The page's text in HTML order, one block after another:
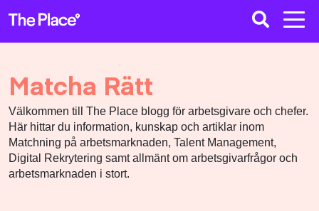
Matcha Rätt
Välkommen till The Place blogg för arbetsgivare och chefer.
Här hittar du information, kunskap och artiklar inom
Matchning på arbetsmarknaden, Talent Management,
Digital Rekrytering samt allmänt om arbetsgivarfrågor och
arbetsmarknaden i stort.